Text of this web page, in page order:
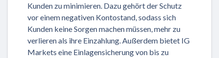
Kunden zu minimieren. Dazu gehört der Schutz
vor einem negativen Kontostand, sodass sich
Kunden keine Sorgen machen müssen, mehr zu
verlieren als ihre Einzahlung. Außerdem bietet IG
Markets eine Einlagensicherung von bis zu